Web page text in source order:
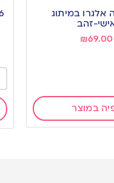
אלגרו במיתוג
זהב
₪69.00
במוצר